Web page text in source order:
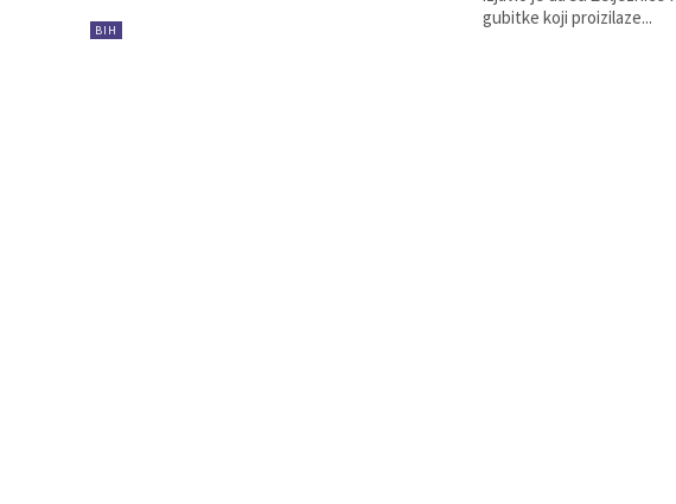
BIH
gubitke koji proizilaze...